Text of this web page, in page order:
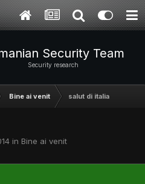
Security Team
Security research
Bine ai venit salut di italia
in Bine ai venit